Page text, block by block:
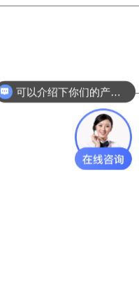
可以介绍下你们的产品么？